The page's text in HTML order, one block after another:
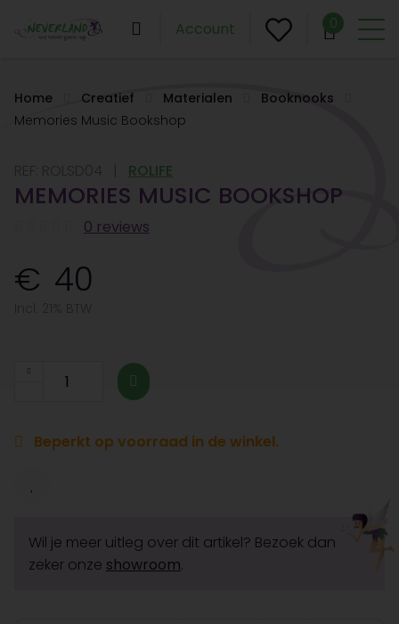
Account 0
Home Creatief Materialen
Booknooks
Memories Music Bookshop
ROLIFE
MEMORIES MUSIC BOOKSHOP
0 reviews
40
Beperkt op voorraad in de winkel.
Wil je meer uitleg over dit artikel? Bezoek dan
zeker onze showroom.